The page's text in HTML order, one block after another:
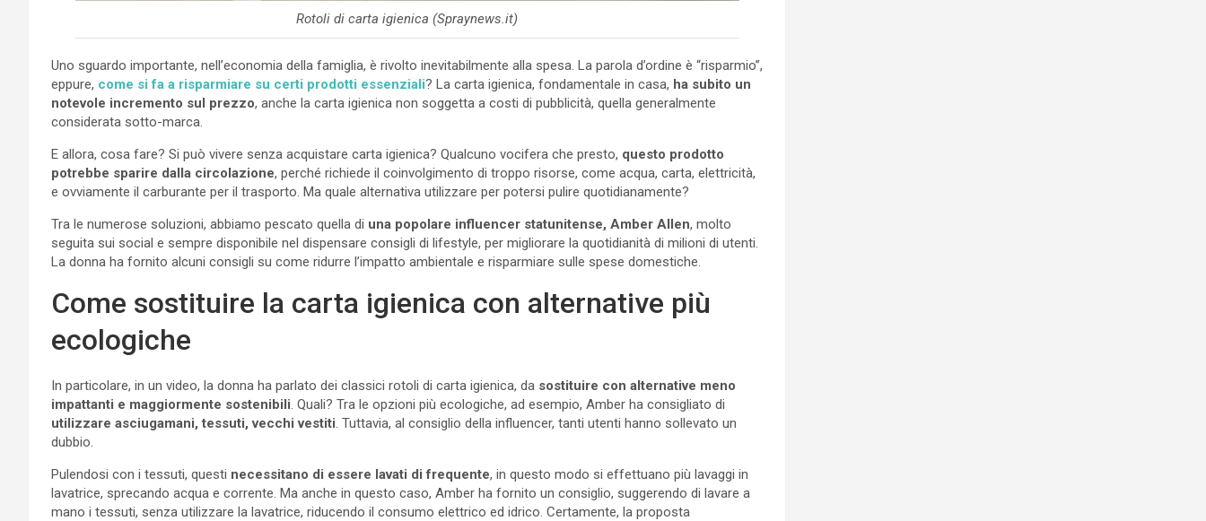
Rotoli di carta igienica (Spraynews.it)
Uno sguardo importante, nell’economia della famiglia, è rivolto inevitabilmente alla spesa. La parola d’ordine è “risparmio”,
eppure, come si fa a risparmiare su certi prodotti essenziali? La carta igienica, fondamentale in casa, ha subito un
notevole incremento sul prezzo, anche la carta igienica non soggetta a costi di pubblicità, quella generalmente
considerata sotto-marca.
E allora, cosa fare? Si può vivere senza acquistare carta igienica? Qualcuno vocifera che presto, questo prodotto
potrebbe sparire dalla circolazione, perché richiede il coinvolgimento di troppo risorse, come acqua, carta, elettricità,
e ovviamente il carburante per il trasporto. Ma quale alternativa utilizzare per potersi pulire quotidianamente?
Tra le numerose soluzioni, abbiamo pescato quella di una popolare influencer statunitense, Amber Allen, molto
seguita sui social e sempre disponibile nel dispensare consigli di lifestyle, per migliorare la quotidianità di milioni di utenti.
La donna ha fornito alcuni consigli su come ridurre l’impatto ambientale e risparmiare sulle spese domestiche.
Come sostituire la carta igienica con alternative più
ecologiche
In particolare, in un video, la donna ha parlato dei classici rotoli di carta igienica, da sostituire con alternative meno
impattanti e maggiormente sostenibili . Quali? Tra le opzioni più ecologiche, ad esempio, Amber ha consigliato di
utilizzare asciugamani, tessuti, vecchi vestiti . Tuttavia, al consiglio della influencer, tanti utenti hanno sollevato un
dubbio.
Pulendosi con i tessuti, questi necessitano di essere lavati di frequente, in questo modo si effettuano più lavaggi in
lavatrice, sprecando acqua e corrente. Ma anche in questo caso, Amber ha fornito un consiglio, suggerendo di lavare a
mano i tessuti, senza utilizzare la lavatrice, riducendo il consumo elettrico ed idrico. Certamente, la proposta